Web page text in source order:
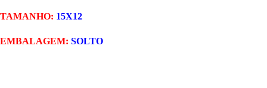
TAMANHO: 15X12
EMBALAGEM: SOLTO